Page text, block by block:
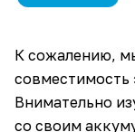
К сожалению,
совместимость
Внимательно
со своим